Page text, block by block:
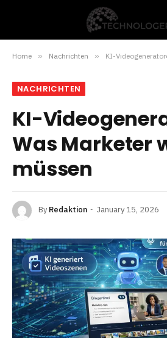
Home » Nachrichten » KI-
NACHRICHTEN
KI-
Was Marketer
müssen
By Redaktion January 15, 2026